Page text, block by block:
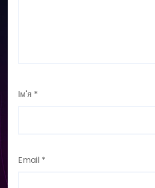
Ім'я *
Email *